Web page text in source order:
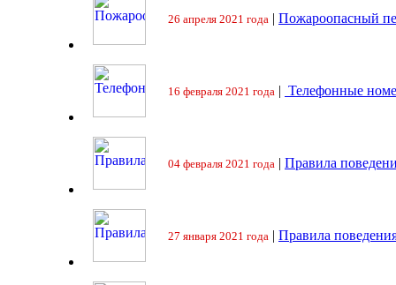
26 апреля 2021 года | Пожароопасный
16 февраля 2021 года | Телефонные
04 февраля 2021 года | Правила
27 января 2021 года | Правила